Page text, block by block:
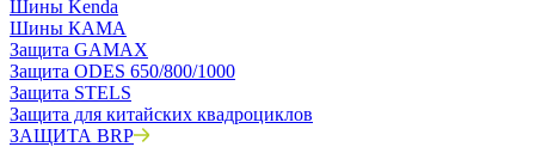
Шины Kenda
Шины КАМА
Защита GAMAX
Защита ODES 650/800/1000
Защита STELS
Защита для китайских квадроциклов
ЗАЩИТА BRP